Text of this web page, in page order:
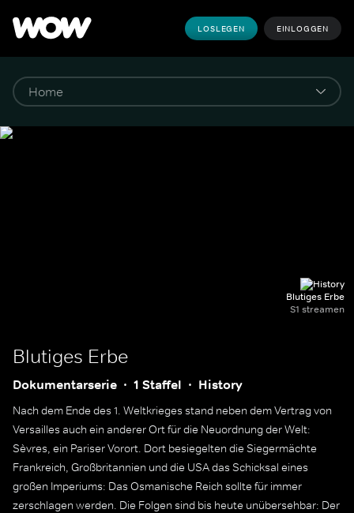
LOSLEGEN EINLOGGEN
Blutiges Erbe
S1 streamen
Blutiges Erbe
Dokumentarserie 1 Staffel History
Nach dem Ende des 1. Weltkrieges stand neben dem Vertrag von
Versailles auch ein anderer Ort für die Neuordnung der Welt:
Sèvres, ein Pariser Vorort. Dort besiegelten die Siegermächte
Frankreich, Großbritannien und die USA das Schicksal eines
großen Imperiums: Das Osmanische Reich sollte für immer
zerschlagen werden. Die Folgen sind bis heute unübersehbar: Der